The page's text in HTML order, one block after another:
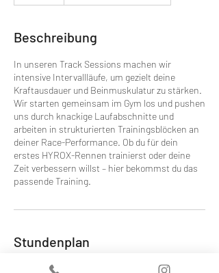
Beschreibung
In unseren Track Sessions machen wir
intensive Intervallläufe, um gezielt deine
Kraftausdauer und Beinmuskulatur zu stärken.
Wir starten gemeinsam im Gym los und pushen
uns durch knackige Laufabschnitte und
arbeiten in strukturierten Trainingsblöcken an
deiner Race-Performance. Ob du für dein
erstes HYROX-Rennen trainierst oder deine
Zeit verbessern willst – hier bekommst du das
passende Training.
Stundenplan